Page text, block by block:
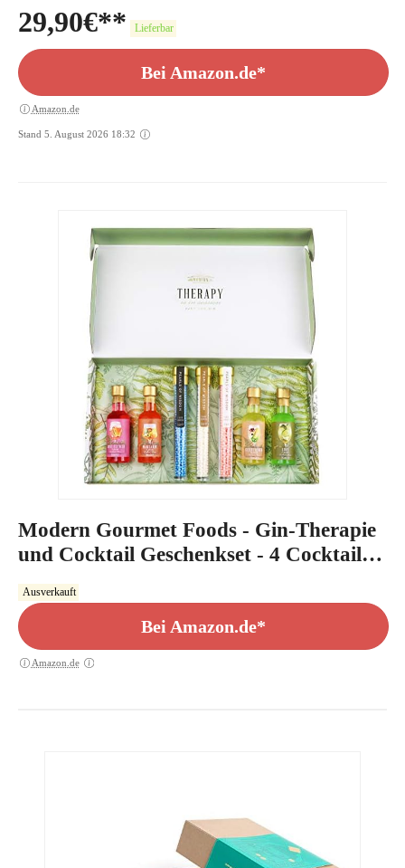
Set mit ELEPHANT GIN & SLOE GIN
aus Hamburg
29,90€ Lieferbar
Bei Amazon.de*
Amazon.de
Stand 5. August 2026 18:32
Modern Gourmet Foods - Gin-Therapie
und Cocktail Geschenkset - 4 Cocktail
Mischer - Essbare Perlen-Garnitur -
Cocktail-Set
Ausverkauft
Bei Amazon.de*
Amazon.de